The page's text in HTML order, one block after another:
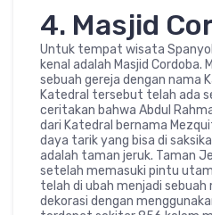
4. Masjid
Untuk tempat wisata
kenal adalah Masjid Cordoba.
sebuah gereja dengan nama
Katedral tersebut telah ada
ceritakan bahwa Abdul
dari Katedral bernama
daya tarik yang bisa di
adalah taman jeruk. Taman
setelah memasuki pintu
telah di ubah menjadi sebuah
dekorasi dengan